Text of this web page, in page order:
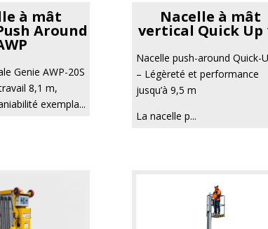
à mât
Around
Genie AWP-20S
8,1 m,
exempla...
Nacelle à mât
vertical Quick Up
Nacelle push-around Quick-
– Légèreté et performance
jusqu’à 9,5 m
La nacelle p...